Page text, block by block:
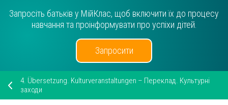
Запросіть батьків у МійКлас, щоб включити їх до процесу
навчання та проінформувати про успіхи дітей.
Запросити
4. Übersetzung. Kulturveranstaltungen – Переклад. Культурні
заходи